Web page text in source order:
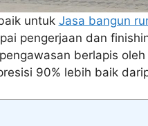
untuk Jasa bangun
pengerjaan dan
berlapis
90% lebih baik